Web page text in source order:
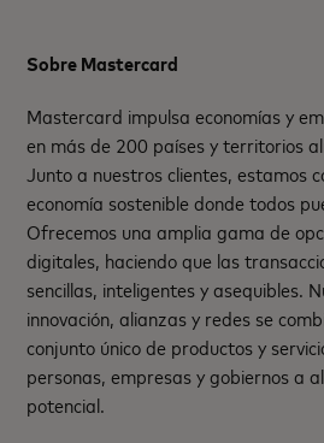
Sobre Mastercard
Mastercard impulsa economías y
en más de 200 países y territorios
Junto a nuestros clientes, estamos
economía sostenible donde todos
Ofrecemos una amplia gama de
digitales, haciendo que las
sencillas, inteligentes y asequibles.
innovación, alianzas y redes se
conjunto único de productos y
personas, empresas y gobiernos a
potencial.